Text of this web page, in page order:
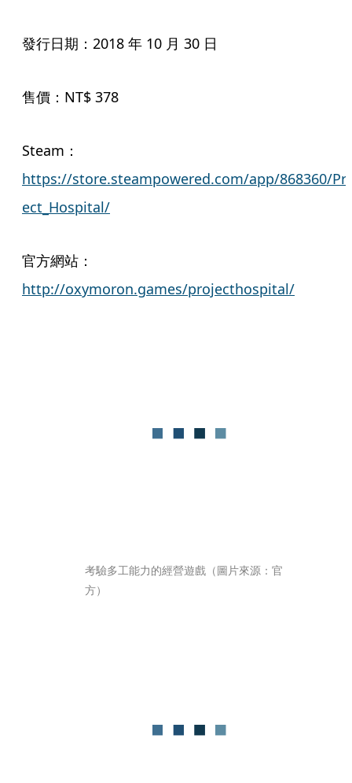
發行日期：2018 年 10 月 30 日
售價：NT$ 378
Steam：
https://store.steampowered.com/app/868360/
ect_Hospital/
官方網站：
http://oxymoron.games/projecthospital/
考驗多工能力的經營遊戲（圖片來源：官
方）